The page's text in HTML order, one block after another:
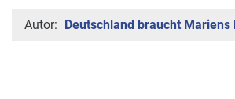
Autor: Deutschland braucht Mariens